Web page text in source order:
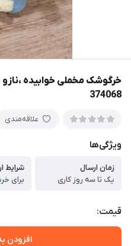
374068
علاقه‌مندی
ویژگی‌ها
زمان ارسال
یک تا سه روز کاری
شرایط
برای
قیمت:
افزودن